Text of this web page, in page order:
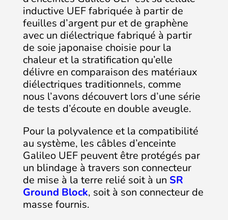
inductive UEF fabriquée à partir de
feuilles d’argent pur et de graphène
avec un diélectrique fabriqué à partir
de soie japonaise choisie pour la
chaleur et la stratification qu’elle
délivre en comparaison des matériaux
diélectriques traditionnels, comme
nous l’avons découvert lors d’une série
de tests d’écoute en double aveugle.
Pour la polyvalence et la compatibilité
au système, les câbles d’enceinte
Galileo UEF peuvent être protégés par
un blindage à travers son connecteur
de mise à la terre relié soit à un SR
Ground Block, soit à son connecteur de
masse fournis.